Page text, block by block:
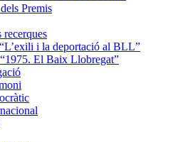
Premis
recerques
i la deportació al BLL”
El Baix Llobregat”